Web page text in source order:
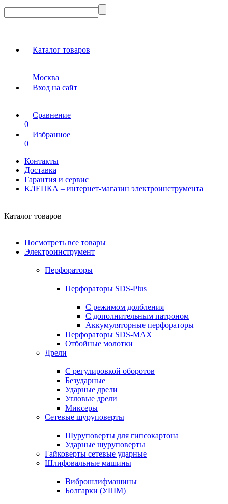
Каталог товаров
Москва
Вход на сайт
Сравнение
0
Избранное
0
Контакты
Доставка
Гарантия и сервис
КЛЕПКА – интернет-магазин электроинструмента
Каталог товаров
Посмотреть все товары
Электроинструмент
Перфораторы
Перфораторы SDS-Plus
С режимом долбления
С дополнительным патроном
Аккумуляторные перфораторы
Перфораторы SDS-MAX
Отбойные молотки
Дрели
С регулировкой оборотов
Безударные
Ударные дрели
Угловые дрели
Миксеры
Сетевые шуруповерты
Шуруповерты для гипсокартона
Ударные шуруповерты
Гайковерты сетевые ударные
Шлифовальные машины
Виброшлифмашины
Болгарки (УШМ)